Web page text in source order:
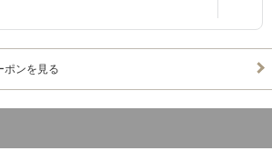
ポンを見る